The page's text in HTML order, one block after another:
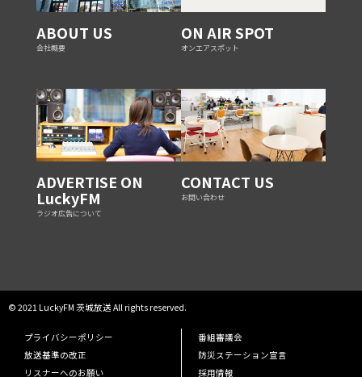
ABOUT US
会社概要
ON AIR SPOT
オンエアスポット
ADVERTISE ON
LuckyFM
ラジオ広告について
CONTACT US
お問い合わせ
© 2021 LuckyFM 茨城放送 All rights reserved.
プライバシーポリシー
番組審議会
放送基準の改正
防災ステーション宣言
リスナーへのお願い
採用情報